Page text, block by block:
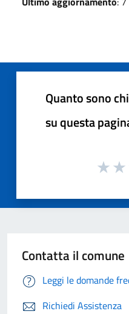
Quanto sono
su questa
Contatta il comune
Leggi le domande
Richiedi Assistenza